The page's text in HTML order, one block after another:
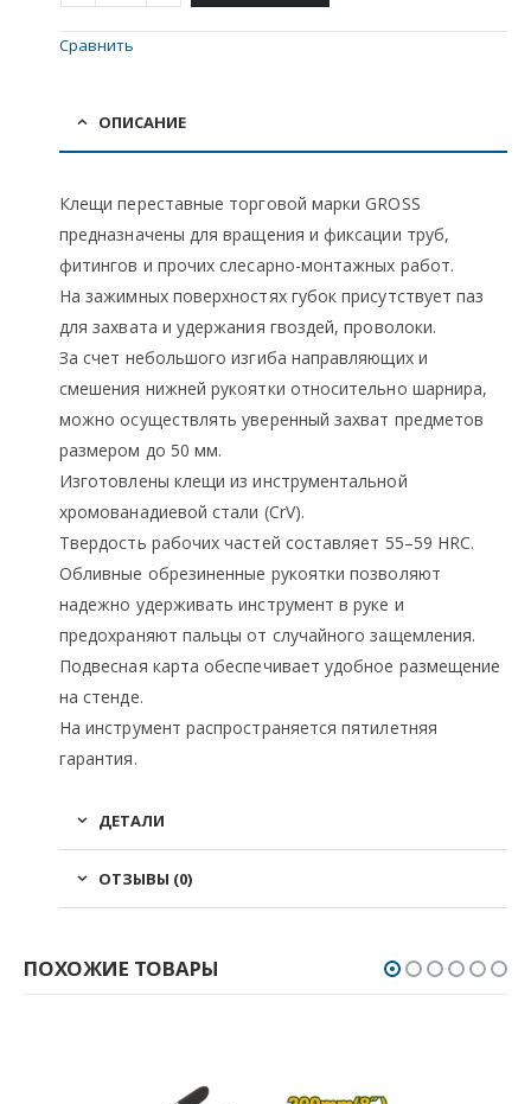
Сравнить
ОПИСАНИЕ
Клещи переставные торговой марки GROSS
предназначены для вращения и фиксации труб,
фитингов и прочих слесарно-монтажных работ.
На зажимных поверхностях губок присутствует паз
для захвата и удержания гвоздей, проволоки.
За счет небольшого изгиба направляющих и
смешения нижней рукоятки относительно шарнира,
можно осуществлять уверенный захват предметов
размером до 50 мм.
Изготовлены клещи из инструментальной
хромованадиевой стали (CrV).
Твердость рабочих частей составляет 55–59 HRC.
Обливные обрезиненные рукоятки позволяют
надежно удерживать инструмент в руке и
предохраняют пальцы от случайного защемления.
Подвесная карта обеспечивает удобное размещение
на стенде.
На инструмент распространяется пятилетняя
гарантия.
ДЕТАЛИ
ОТЗЫВЫ (0)
ПОХОЖИЕ ТОВАРЫ